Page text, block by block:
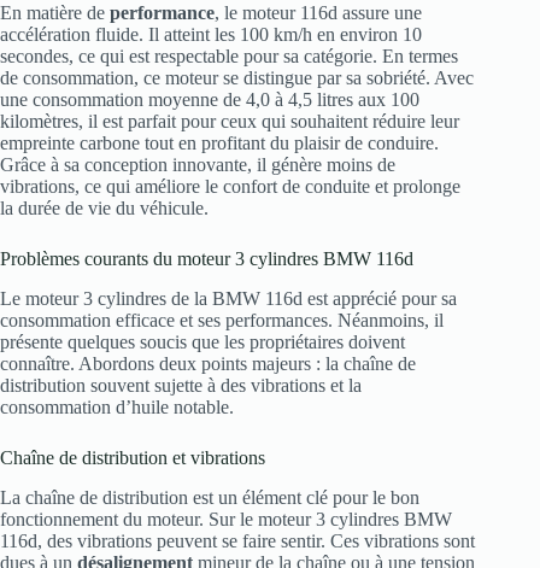
En matière de performance, le moteur 116d assure une
accélération fluide. Il atteint les 100 km/h en environ 10
secondes, ce qui est respectable pour sa catégorie. En termes
de consommation, ce moteur se distingue par sa sobriété. Avec
une consommation moyenne de 4,0 à 4,5 litres aux 100
kilomètres, il est parfait pour ceux qui souhaitent réduire leur
empreinte carbone tout en profitant du plaisir de conduire.
Grâce à sa conception innovante, il génère moins de
vibrations, ce qui améliore le confort de conduite et prolonge
la durée de vie du véhicule.
Problèmes courants du moteur 3 cylindres BMW 116d
Le moteur 3 cylindres de la BMW 116d est apprécié pour sa
consommation efficace et ses performances. Néanmoins, il
présente quelques soucis que les propriétaires doivent
connaître. Abordons deux points majeurs : la chaîne de
distribution souvent sujette à des vibrations et la
consommation d’huile notable.
Chaîne de distribution et vibrations
La chaîne de distribution est un élément clé pour le bon
fonctionnement du moteur. Sur le moteur 3 cylindres BMW
116d, des vibrations peuvent se faire sentir. Ces vibrations sont
dues à un désalignement mineur de la chaîne ou à une tension